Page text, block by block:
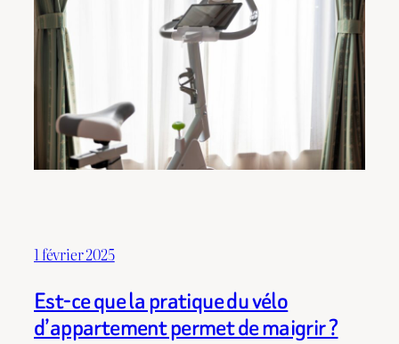
1 février 2025
Est-ce que la pratique du vélo
d’appartement permet de maigrir ?